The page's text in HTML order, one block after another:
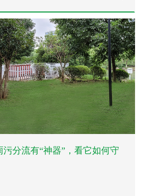
污分流有“神器”，看它如何守